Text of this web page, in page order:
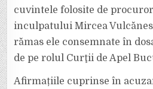
cuvintele folosite de
inculpatului Mircea
rămas ele consemnate în
de pe rolul Curţii de Apel
Afirmațiile cuprinse în